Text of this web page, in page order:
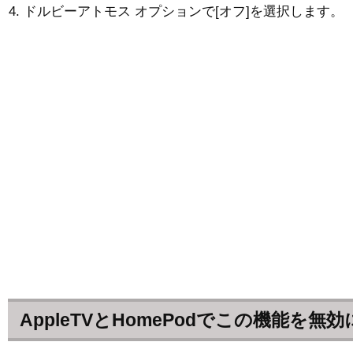
ドルビーアトモス オプションで[オフ]を選択します。
AppleTVとHomePodでこの機能を無効